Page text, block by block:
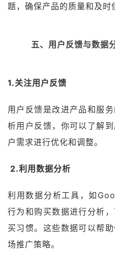
题，确保产品的质量和及时
五、用户反馈与数据
1.关注用户反馈
用户反馈是改进产品和服
析用户反馈，你可以了解
户需求进行优化和调整。
2.利用数据分析
利用数据分析工具，如
行为和购买数据进行分析
买习惯。这些数据可以帮
场推广策略。